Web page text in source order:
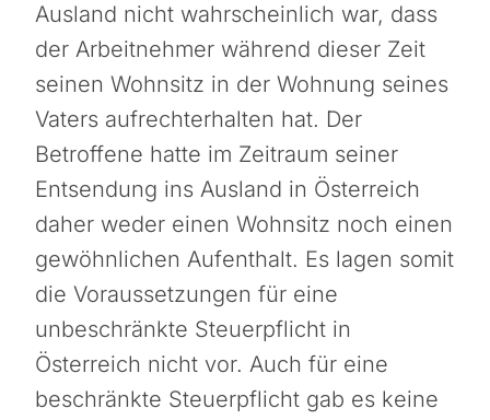
Ausland nicht wahrscheinlich war, dass
der Arbeitnehmer während dieser Zeit
seinen Wohnsitz in der Wohnung seines
Vaters aufrechterhalten hat. Der
Betroffene hatte im Zeitraum seiner
Entsendung ins Ausland in Österreich
daher weder einen Wohnsitz noch einen
gewöhnlichen Aufenthalt. Es lagen somit
die Voraussetzungen für eine
unbeschränkte Steuerpflicht in
Österreich nicht vor. Auch für eine
beschränkte Steuerpflicht gab es keine